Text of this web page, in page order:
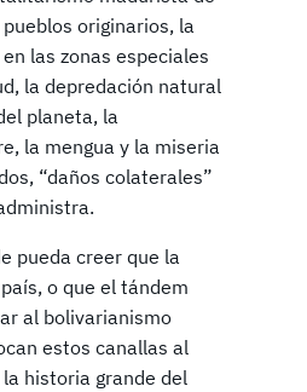
originarios, la
las zonas especiales
la depredación natural
planeta, la
la mengua y la miseria
“daños colaterales”
pueda creer que la
o que el tándem
al bolivarianismo
estos canallas al
historia grande del